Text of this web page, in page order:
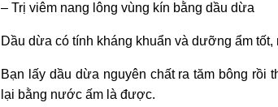
– Trị viêm nang lông vùng kín bằng dầu dừa
Dầu dừa có tính kháng khuẩn và dưỡng ẩm tốt,
Bạn lấy dầu dừa nguyên chất ra tăm bông rồi
lại bằng nước ấm là được.